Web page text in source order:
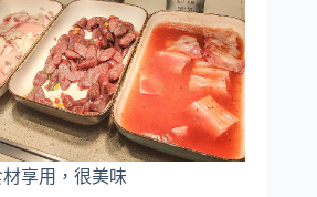
享用，很美味